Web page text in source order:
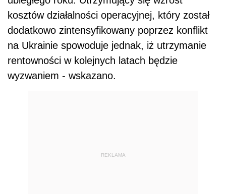
kosztów działalności operacyjnej, który został
dodatkowo zintensyfikowany poprzez konflikt
na Ukrainie spowoduje jednak, iż utrzymanie
rentowności w kolejnych latach będzie
wyzwaniem - wskazano.
REKLAMA